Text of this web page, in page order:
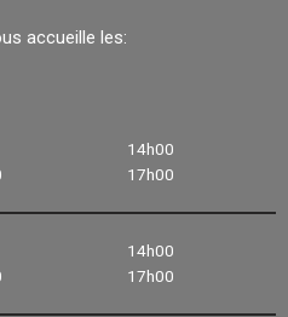
accueille les:
14h00
17h00
14h00
17h00